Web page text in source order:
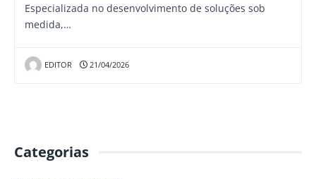
Especializada no desenvolvimento de soluções sob
medida,…
EDITOR 21/04/2026
Categorias